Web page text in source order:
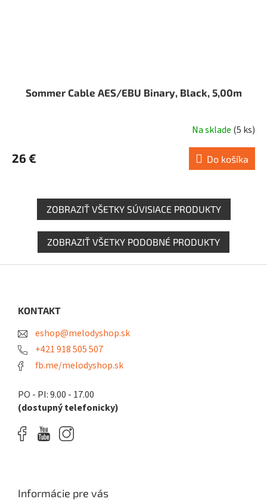
Sommer Cable AES/EBU Binary, Black, 5,00m
Na sklade (5 ks)
26 € Do košíka
ZOBRAZIŤ VŠETKY SÚVISIACE PRODUKTY
ZOBRAZIŤ VŠETKY PODOBNÉ PRODUKTY
KONTAKT
eshop@melodyshop.sk
+421 918 505 507
fb.me/melodyshop.sk
PO - PI: 9.00 - 17.00
(dostupný telefonicky)
Informácie pre vás